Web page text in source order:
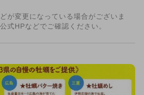
が変更になっている場合がございま
式HPなどでご確認ください。